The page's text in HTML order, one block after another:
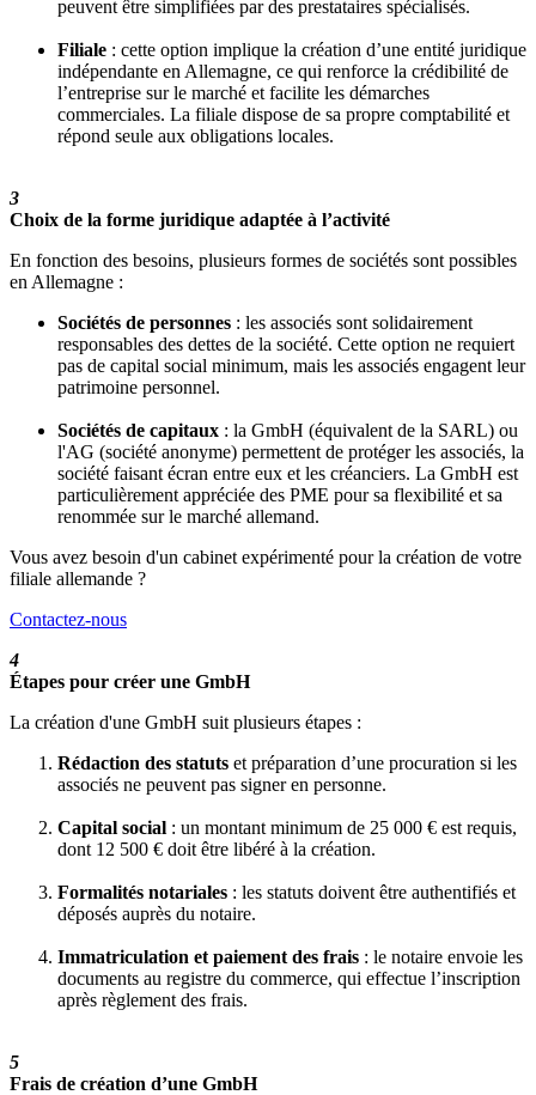
peuvent être simplifiées par des prestataires spécialisés.
Filiale : cette option implique la création d’une entité juridique
indépendante en Allemagne, ce qui renforce la crédibilité de
l’entreprise sur le marché et facilite les démarches
commerciales. La filiale dispose de sa propre comptabilité et
répond seule aux obligations locales.
3
Choix de la forme juridique adaptée à l’activité
En fonction des besoins, plusieurs formes de sociétés sont possibles
en Allemagne :
Sociétés de personnes : les associés sont solidairement
responsables des dettes de la société. Cette option ne requiert
pas de capital social minimum, mais les associés engagent leur
patrimoine personnel.
Sociétés de capitaux : la GmbH (équivalent de la SARL) ou
l'AG (société anonyme) permettent de protéger les associés, la
société faisant écran entre eux et les créanciers. La GmbH est
particulièrement appréciée des PME pour sa flexibilité et sa
renommée sur le marché allemand.
Vous avez besoin d'un cabinet expérimenté pour la création de votre
filiale allemande ?
Contactez-nous
4
Étapes pour créer une GmbH
La création d'une GmbH suit plusieurs étapes :
Rédaction des statuts et préparation d’une procuration si les
associés ne peuvent pas signer en personne.
Capital social : un montant minimum de 25 000 € est requis,
dont 12 500 € doit être libéré à la création.
Formalités notariales : les statuts doivent être authentifiés et
déposés auprès du notaire.
Immatriculation et paiement des frais : le notaire envoie les
documents au registre du commerce, qui effectue l’inscription
après règlement des frais.
5
Frais de création d’une GmbH